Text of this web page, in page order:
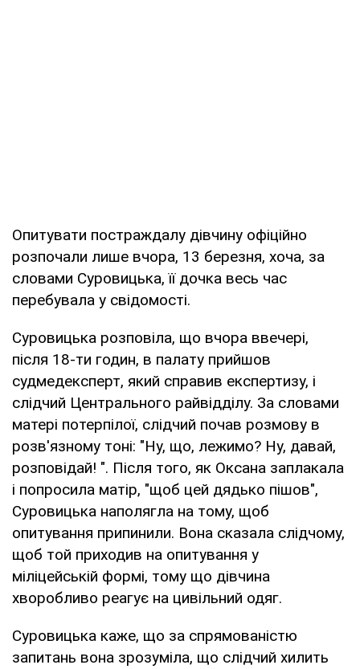
Опитувати постраждалу дівчину офіційно
розпочали лише вчора, 13 березня, хоча, за
словами Суровицька, її дочка весь час
перебувала у свідомості.
Суровицька розповіла, що вчора ввечері,
після 18-ти годин, в палату прийшов
судмедексперт, який справив експертизу, і
слідчий Центрального райвідділу. За словами
матері потерпілої, слідчий почав розмову в
розв'язному тоні: "Ну, що, лежимо? Ну, давай,
розповідай! ". Після того, як Оксана заплакала
і попросила матір, "щоб цей дядько пішов",
Суровицька наполягла на тому, щоб
опитування припинили. Вона сказала слідчому,
щоб той приходив на опитування у
міліцейській формі, тому що дівчина
хворобливо реагує на цивільний одяг.
Суровицька каже, що за спрямованістю
запитань вона зрозуміла, що слідчий хилить